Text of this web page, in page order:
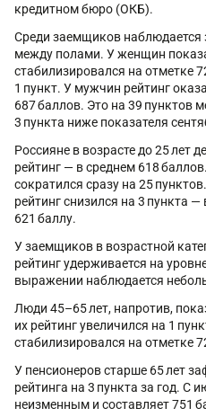
кредитном бюро (ОКБ).
Среди заемщиков наблюдается
между полами. У женщин
стабилизировался на отметке
1 пункт. У мужчин рейтинг
687 баллов. Это на 39 пунктов
3 пункта ниже показателя
Россияне в возрасте до 25 лет
рейтинг — в среднем 618
сократился сразу на 25
рейтинг снизился на 3 пункта —
621 баллу.
У заемщиков в возрастной
рейтинг удерживается на
выражении наблюдается
Люди 45–65 лет, напротив,
их рейтинг увеличился на 1
стабилизировался на отметке
У пенсионеров старше 65 лет
рейтинга на 3 пункта за год. С
неизменным и составляет 751